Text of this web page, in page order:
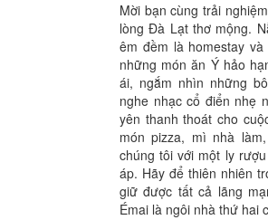
Mời bạn cùng trải
lòng Đà Lạt thơ mộng.
êm đềm là homestay
những món ăn Ý hảo
ái, ngắm nhìn những
nghe nhạc cổ điển nhẹ
yên thanh thoát cho
món pizza, mì nhà
chúng tôi với một ly
áp. Hãy để thiên nhiên
giữ được tất cả lãng
Émai là ngôi nhà thứ hai